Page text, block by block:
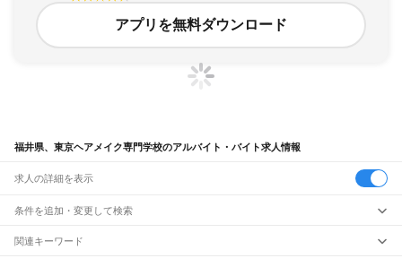
アプリを無料ダウンロード
福井県、東京ヘアメイク専門学校のアルバイト・バイト求人情報
求人の詳細を表示
条件を追加・変更して検索
市区町村を追加・変更
関連キーワード